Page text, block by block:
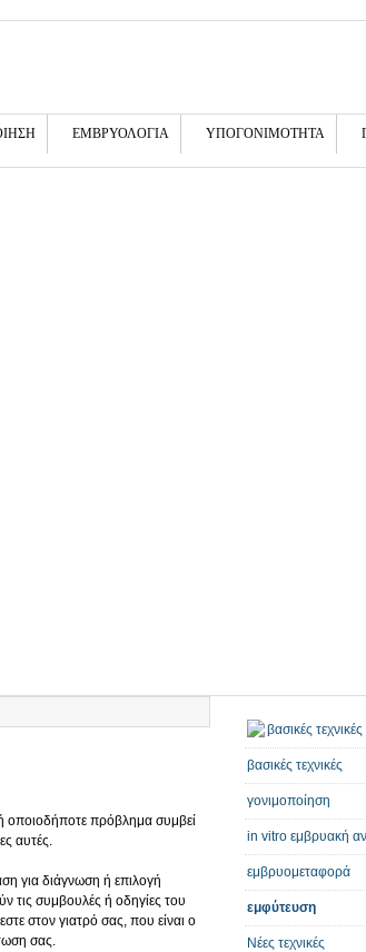
ΕΜΒΡΥΟΛΟΓΙΑ ΥΠΟΓΟΝΙΜΟΤΗΤΑ
οποιοδήποτε πρόβλημα συμβεί
αυτές.
για διάγνωση ή επιλογή
τις συμβουλές ή οδηγίες του
στον γιατρό σας, που είναι ο
σας.
βασικές τεχνικές
γονιμοποίηση
in vitro εμβρυακή
εμβρυομεταφορά
εμφύτευση
Νέες τεχνικές